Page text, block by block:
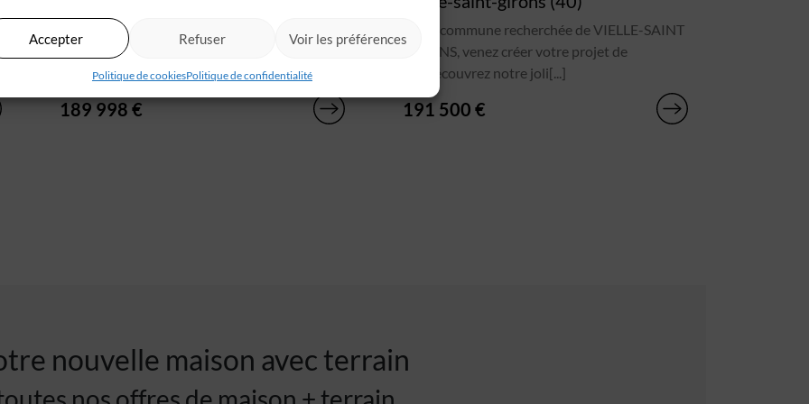
Accepter Refuser Voir les préférences
Politique de cookiesPolitique de confidentialité
A 20min de Mont-de-Marsan, IGC vous
propose une projet de construction moderne
sur un terrain[...]
189 998 €
Sur la commune recherchée de VIELLE-SAINT
GIRONS, venez créer votre projet de
vie.Découvrez notre joli[...]
191 500 €
nouvelle maison avec terrain